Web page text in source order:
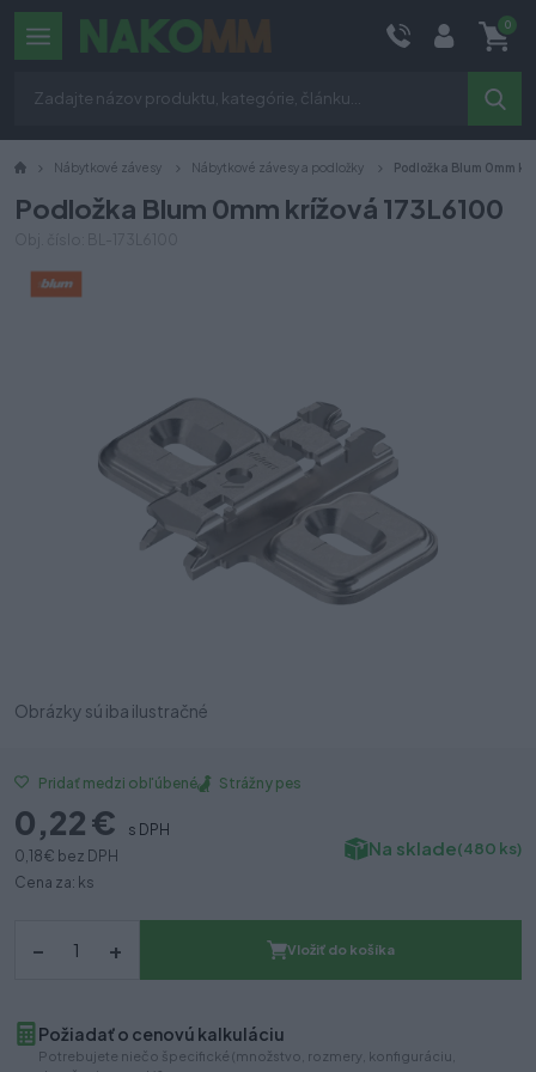
0
Nábytkové závesy Nábytkové závesy a podložky Podložka Blum 0mm
Podložka Blum 0mm krížová 173L6100
Obrázky sú iba ilustračné
Pridať medzi obľúbené Strážny pes
0,22 €
s DPH
0,18 € bez DPH
Cena za: ks
Na sklade(480 ks)
– + Vložiť do košíka
Požiadať o cenovú kalkuláciu
Potrebujete niečo špecifické (množstvo, rozmery, konfiguráciu,